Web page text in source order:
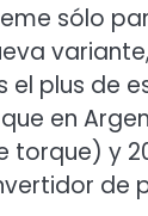
sólo
el plus de
en
torque) y
de